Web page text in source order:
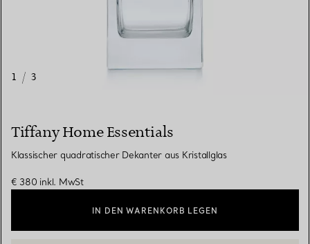
1 / 3
Tiffany Home Essentials
Klassischer quadratischer Dekanter aus Kristallglas
€ 380 inkl. MwSt
IN DEN WARENKORB LEGEN